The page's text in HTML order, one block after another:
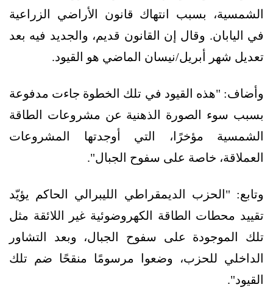
الشمسية، بسبب انتهاك قانون الأراضي الزراعية
في اليابان. وقال إن القانون قديم، والجديد فيه بعد
تعديل شهر أبريل/نيسان الماضي هو القيود.
وأضاف: "هذه القيود في تلك الخطوة جاءت مدفوعة
بسبب سوء الصورة الذهنية عن مشروعات الطاقة
الشمسية مؤخرًا، التي أوجدتها المشروعات
العملاقة، خاصة على سفوح الجبال".
وتابع: "الحزب الديمقراطي الليبرالي الحاكم يؤيّد
تقييد محطات الطاقة الكهروضوئية غير اللائقة مثل
تلك الموجودة على سفوح الجبال، وبعد التشاور
الداخلي للحزب، وضعوا مرسومًا منقحًا ضم تلك
القيود".